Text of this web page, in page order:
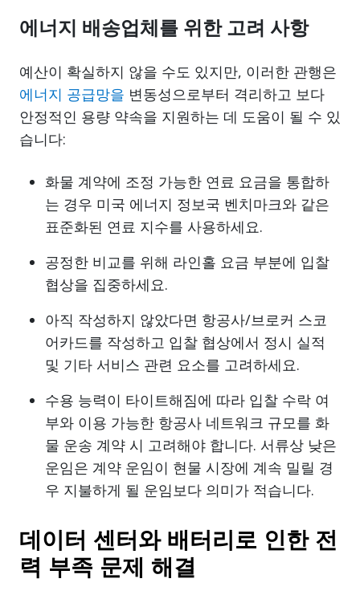
에너지 배송업체를 위한 고려 사항
예산이 확실하지 않을 수도 있지만, 이러한 관행은
에너지 공급망을 변동성으로부터 격리하고 보다
안정적인 용량 약속을 지원하는 데 도움이 될 수 있
습니다:
화물 계약에 조정 가능한 연료 요금을 통합하
는 경우 미국 에너지 정보국 벤치마크와 같은
표준화된 연료 지수를 사용하세요.
공정한 비교를 위해 라인홀 요금 부분에 입찰
협상을 집중하세요.
아직 작성하지 않았다면 항공사/브로커 스코
어카드를 작성하고 입찰 협상에서 정시 실적
및 기타 서비스 관련 요소를 고려하세요.
수용 능력이 타이트해짐에 따라 입찰 수락 여
부와 이용 가능한 항공사 네트워크 규모를 화
물 운송 계약 시 고려해야 합니다. 서류상 낮은
운임은 계약 운임이 현물 시장에 계속 밀릴 경
우 지불하게 될 운임보다 의미가 적습니다.
데이터 센터와 배터리로 인한 전
력 부족 문제 해결